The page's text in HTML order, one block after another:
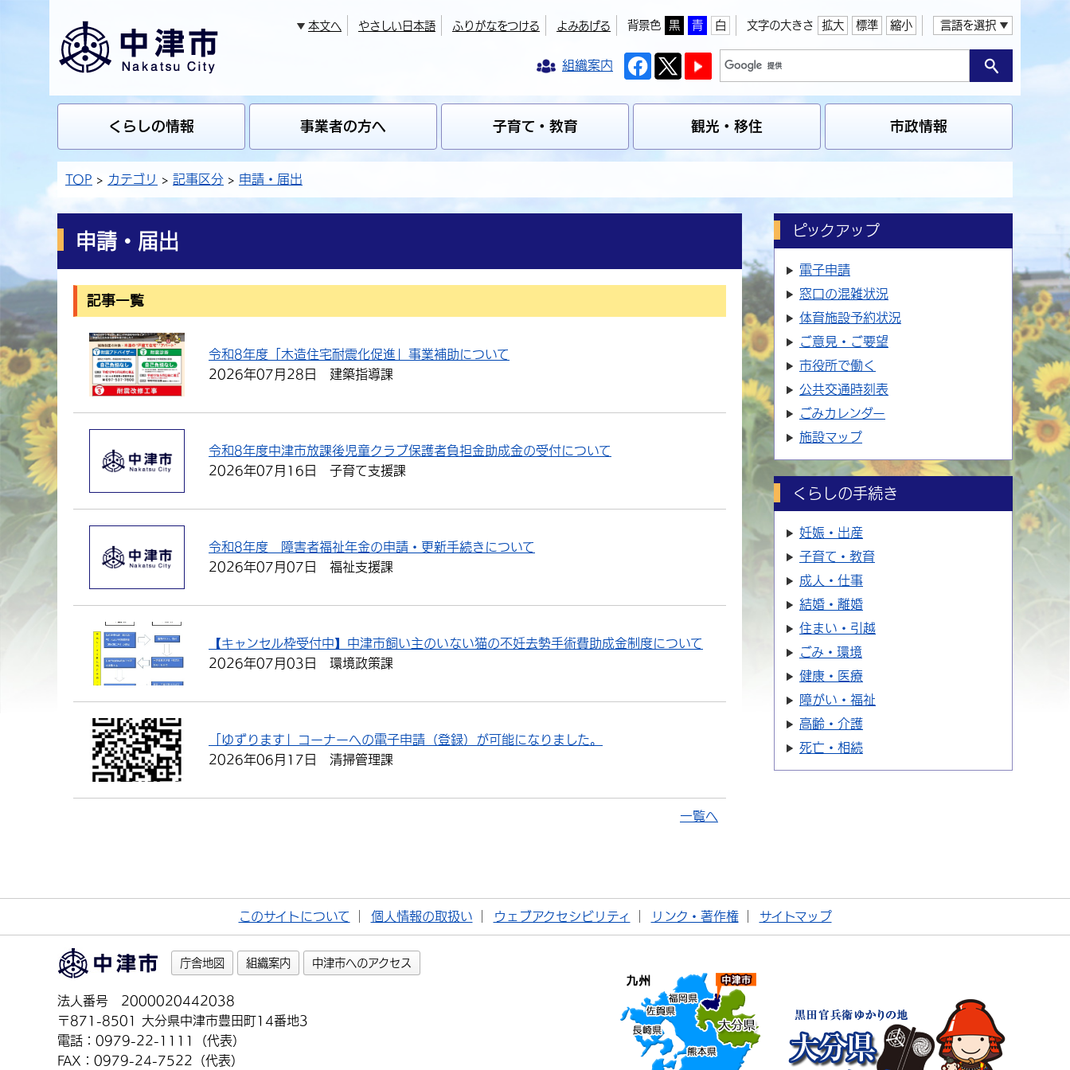
本文へ やさしい日本語 ふりがなをつける よみあげる 背景色 黒 青 白 文字の大きさ 拡大 標準 縮小 言語を選択
組織案内
くらしの情報 事業者の方へ 子育て・教育 観光・移住 市政情報
TOP カテゴリ 記事区分 申請・届出
申請・届出
記事一覧
令和8年度「木造住宅耐震化促進」事業補助について
2026年07月28日
建築指導課
令和8年度中津市放課後児童クラブ保護者負担金助成金の受付について
2026年07月16日
子育て支援課
令和8年度 障害者福祉年金の申請・更新手続きについて
2026年07月07日
福祉支援課
【キャンセル枠受付中】中津市飼い主のいない猫の不妊去勢手術費助成金制度について
2026年07月03日
環境政策課
「ゆずります」コーナーへの電子申請（登録）が可能になりました。
2026年06月17日
清掃管理課
一覧へ
ピックアップ
電子申請
窓口の混雑状況
体育施設予約状況
ご意見・ご要望
市役所で働く
公共交通時刻表
ごみカレンダー
施設マップ
くらしの手続き
妊娠・出産
子育て・教育
成人・仕事
結婚・離婚
住まい・引越
ごみ・環境
健康・医療
障がい・福祉
高齢・介護
死亡・相続
このサイトについて 個人情報の取扱い ウェブアクセシビリティ リンク・著作権 サイトマップ
庁舎地図 組織案内 中津市へのアクセス
法人番号 2000020442038
〒871-8501 大分県中津市豊田町14番地3
電話：0979-22-1111（代表）
FAX：0979-24-7522（代表）